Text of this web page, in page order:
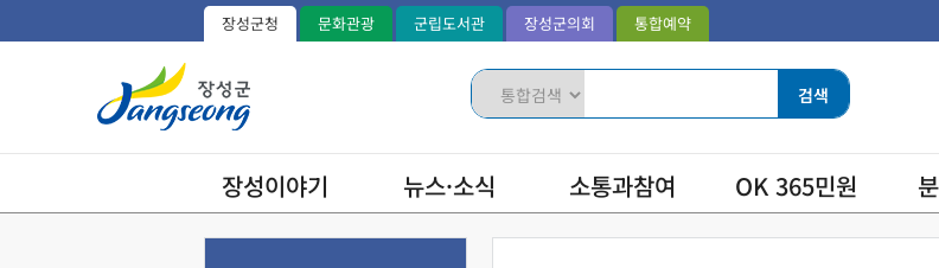
장성군청 문화관광 군립도서관 장성군의회 통합예약
장성이야기 뉴스·소식 소통과참여 OK 365민원